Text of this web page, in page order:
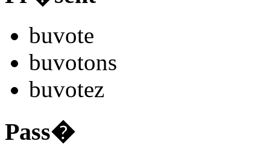
buvote
buvotons
buvotez
Pass�